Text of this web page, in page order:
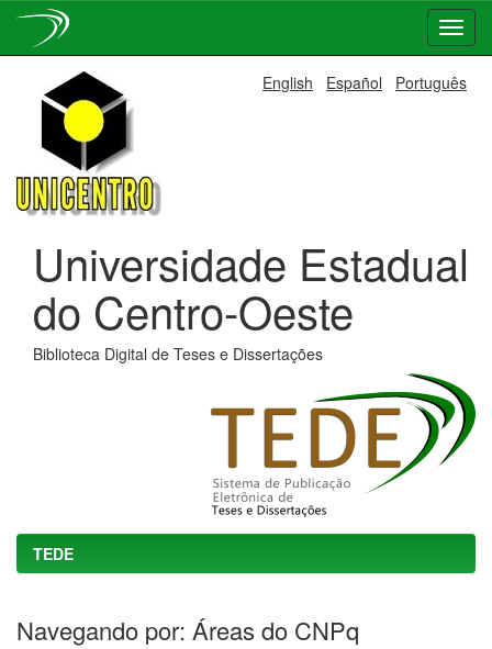
navigation
English Español Português
Universidade Estadual
do Centro-Oeste
Biblioteca Digital de Teses e Dissertações
TEDE
Navegando por: Áreas do CNPq